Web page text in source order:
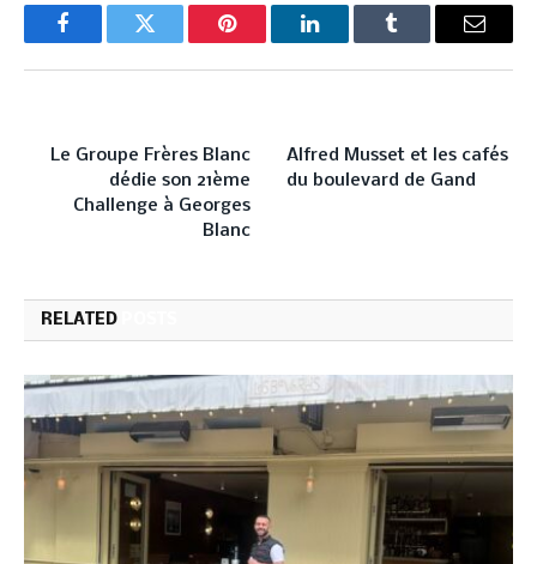
FacebookTwitter Pinterest LinkedInTumblr Email
Le Groupe Frères Blanc
dédie son 21ème
Challenge à Georges
Blanc
Alfred Musset et les cafés
du boulevard de Gand
RELATED